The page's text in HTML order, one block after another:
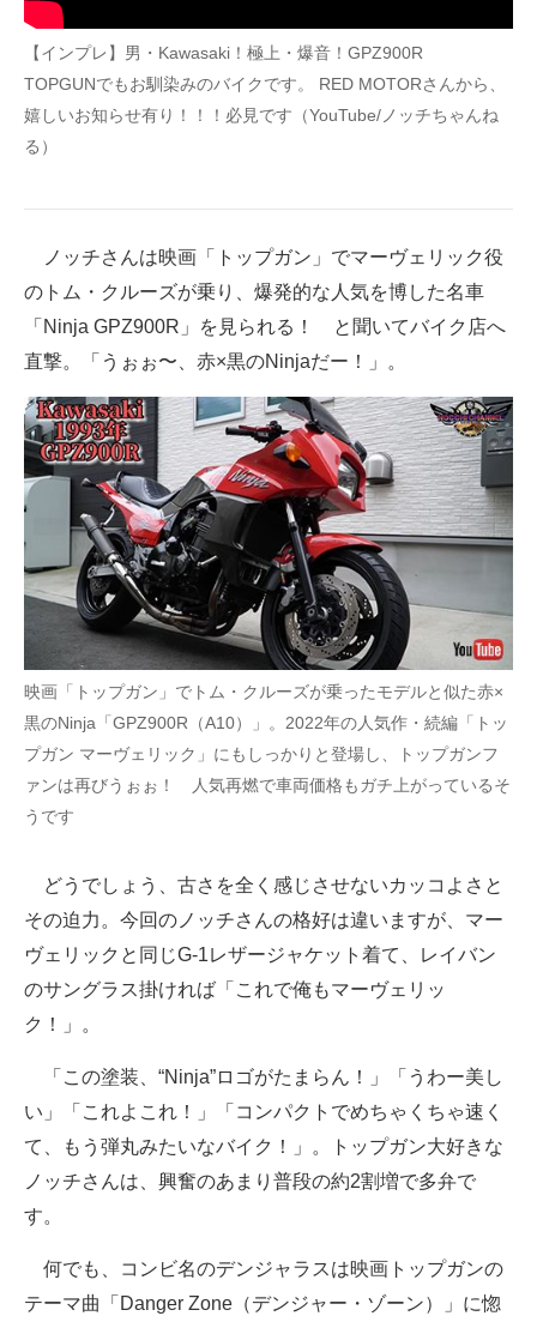
建設×テクノロジーの最前線
ちょっと気になるネットの話題
【インプレ】男・Kawasaki！極上・爆音！GPZ900R
TOPGUNでもお馴染みのバイクです。 RED MOTORさんから、
嬉しいお知らせ有り！！！必見です（YouTube/ノッチちゃんね
る）
ノッチさんは映画「トップガン」でマーヴェリック役
のトム・クルーズが乗り、爆発的な人気を博した名車
「Ninja GPZ900R」を見られる！ と聞いてバイク店へ
直撃。「うぉぉ〜、赤×黒のNinjaだー！」。
映画「トップガン」でトム・クルーズが乗ったモデルと似た赤×
黒のNinja「GPZ900R（A10）」。2022年の人気作・続編「トッ
プガン マーヴェリック」にもしっかりと登場し、トップガンフ
ァンは再びうぉぉ！ 人気再燃で車両価格もガチ上がっているそ
うです
どうでしょう、古さを全く感じさせないカッコよさと
その迫力。今回のノッチさんの格好は違いますが、マー
ヴェリックと同じG-1レザージャケット着て、レイバン
のサングラス掛ければ「これで俺もマーヴェリッ
ク！」。
「この塗装、“Ninja”ロゴがたまらん！」「うわー美し
い」「これよこれ！」「コンパクトでめちゃくちゃ速く
て、もう弾丸みたいなバイク！」。トップガン大好きな
ノッチさんは、興奮のあまり普段の約2割増で多弁で
す。
何でも、コンビ名のデンジャラスは映画トップガンの
テーマ曲「Danger Zone（デンジャー・ゾーン）」に惚